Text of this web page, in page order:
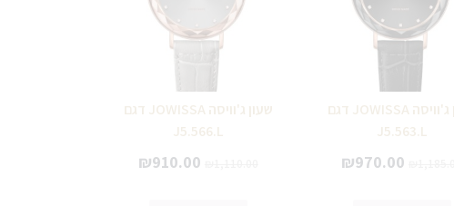
שעון ג'וויסה JOWISSA דגם
J5.563.L
₪970.00
שעון ג'וויסה JOWISSA דגם
J5.566.L
₪910.00